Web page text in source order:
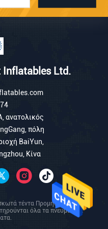
Inflatables Ltd.
ανατολικός
πόλη
BaiYun,
Κίνα
τέντα Προμηθευτής. 2026
όλα τα πνευματικά